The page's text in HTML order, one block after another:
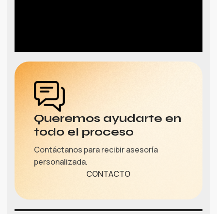
Queremos ayudarte en
todo el proceso
Contáctanos para recibir asesoría
personalizada.
CONTACTO